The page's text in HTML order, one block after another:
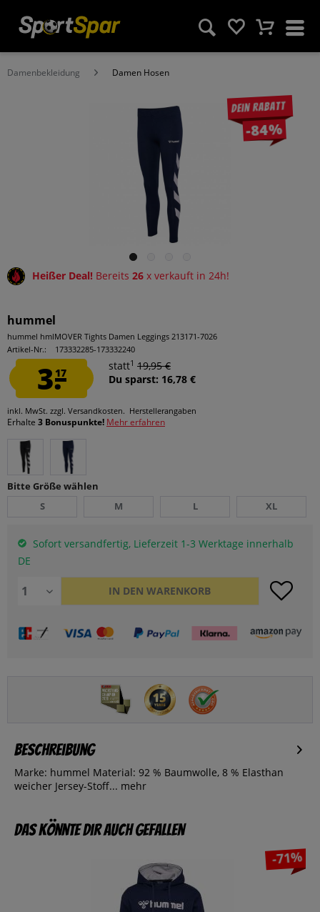
Damenbekleidung Damen Hosen
Dein Rabatt
-84%
Heißer Deal! Bereits 26 x verkauft in 24h!
hummel
hummel hmlMOVER Tights Damen Leggings 213171-7026
Artikel-Nr.:
173332285-173332240
3.17
statt1 19,95 €
Du sparst: 16,78 €
inkl. MwSt. zzgl. Versandkosten. Herstellerangaben
Erhalte 3 Bonuspunkte! Mehr erfahren
Bitte Größe wählen
S
M L XL
Sofort versandfertig, Lieferzeit 1-3 Werktage innerhalb
DE
IN DEN WARENKORB
Beschreibung
Marke: hummel Material: 92 % Baumwolle, 8 % Elasthan
weicher Jersey-Stoff... mehr
Das könnte dir auch gefallen
-71%